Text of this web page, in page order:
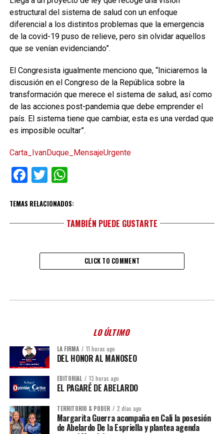
estructural del sistema de salud con un enfoque
diferencial a los distintos problemas que la emergencia
de la covid-19 puso de relieve, pero sin olvidar aquellos
que se venían evidenciando”.
El Congresista igualmente menciono que, “Iniciaremos la
discusión en el Congreso de la República sobre la
transformación que merece el sistema de salud, así como
de las acciones post-pandemia que debe emprender el
país. El sistema tiene que cambiar, esta es una verdad que
es imposible ocultar”.
Carta_IvanDuque_MensajeUrgente
Facebook
TwitterWhatsApp
TEMAS RELACIONADOS:
TAMBIÉN PUEDE GUSTARTE
CLICK TO COMMENT
LO ÚLTIMO
LA FIRMA 11 horas ago
DEL HONOR AL MANOSEO
EDITORIAL 13 horas ago
EL PAGARÉ DE ABELARDO
TERRITORIO & PODER 2 días ago
Margarita Guerra acompaña en Cali la posesión
de Abelardo De la Espriella y plantea agenda